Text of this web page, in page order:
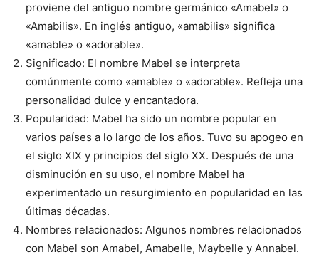
proviene del antiguo nombre germánico «Amabel» o
«Amabilis». En inglés antiguo, «amabilis» significa
«amable» o «adorable».
Significado: El nombre Mabel se interpreta
comúnmente como «amable» o «adorable». Refleja una
personalidad dulce y encantadora.
Popularidad: Mabel ha sido un nombre popular en
varios países a lo largo de los años. Tuvo su apogeo en
el siglo XIX y principios del siglo XX. Después de una
disminución en su uso, el nombre Mabel ha
experimentado un resurgimiento en popularidad en las
últimas décadas.
Nombres relacionados: Algunos nombres relacionados
con Mabel son Amabel, Amabelle, Maybelle y Annabel.